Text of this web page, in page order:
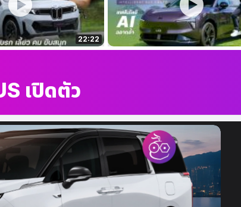
22:22
เปิดตัว